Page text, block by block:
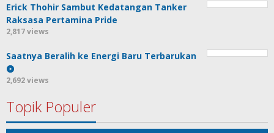
Erick Thohir Sambut Kedatangan Tanker
Raksasa Pertamina Pride
2,817 views
Saatnya Beralih ke Energi Baru Terbarukan
2,692 views
Topik Populer